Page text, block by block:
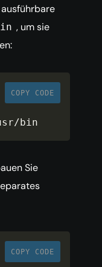
, um sie
COPY CODE
/ bin
Sie
COPY CODE